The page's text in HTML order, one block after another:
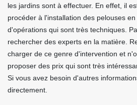
les jardins sont à effectuer. En effet, il
procéder à l'installation des pelouses
d'opérations qui sont très techniques.
rechercher des experts en la matière.
charger de ce genre d'intervention et
proposer des prix qui sont très
Si vous avez besoin d'autres
directement.